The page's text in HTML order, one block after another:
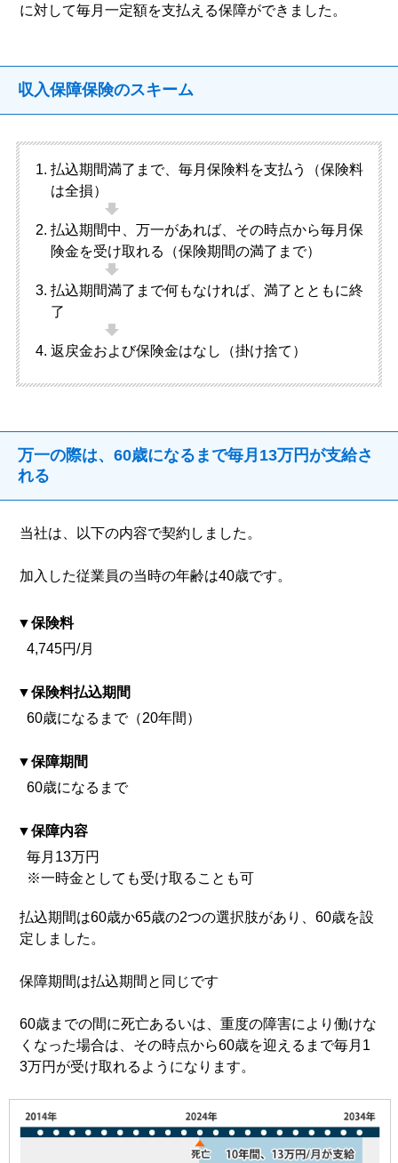
に対して毎月一定額を支払える保障ができました。
収入保障保険のスキーム
払込期間満了まで、毎月保険料を支払う（保険料
は全損）
払込期間中、万一があれば、その時点から毎月保
険金を受け取れる（保険期間の満了まで）
払込期間満了まで何もなければ、満了とともに終
了
返戻金および保険金はなし（掛け捨て）
万一の際は、60歳になるまで毎月13万円が支給さ
れる
当社は、以下の内容で契約しました。
加入した従業員の当時の年齢は40歳です。
保険料
4,745円/月
保険料払込期間
60歳になるまで（20年間）
保障期間
60歳になるまで
保障内容
毎月13万円
※一時金としても受け取ることも可
払込期間は60歳か65歳の2つの選択肢があり、60歳を設
定しました。
保障期間は払込期間と同じです
60歳までの間に死亡あるいは、重度の障害により働けな
くなった場合は、その時点から60歳を迎えるまで毎月1
3万円が受け取れるようになります。